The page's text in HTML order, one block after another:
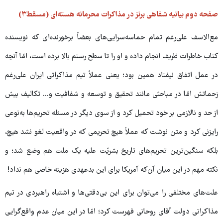
صفحه دوم بیانیه شفاهی برنز در مذاکرات محرمانه هسته‌ای (مسقط۳)
مع‌الاسف علی‌رغم تمام حماسه‌سرایی‌های بعضاً برخورنده‌ای که نویسنده
کتاب خاطرات ظریف انجام داده و او را تا سطح رستم بالا برده است، امّا آنچه
در عمل اتفاق نیفتاد همین بود؛ یعنی عملاً تیم مذاکراتی ایران علی‌رغم
زحماتش امّا در مباحثی مانند تحقیق و توسعه و شفافیت و... تکالیف بیش
از حد و نالازمی بر خود تحمیل کرد و از سوی دیگر در مسئله تحریم‌ها به‌نوعی
رایزنی کرد و متن نوشت که عملاً هیچ تحریمی که در واقعیت لغو نشد هیچ،
بلکه سنگین‌ترین تحریم‌های تاریخ بشریّت علیه یک ملت هم وضع شد؛ و
نکته مهم در این میان آن‌که آمریکا برای این بدعهدی هزینه خاصی هم نداد!
علت‌های مختلفی را می‌توان برای این بی‌دقتی‌ها و اشتباه راهبردی در تیم
مذاکراتی دولت آقای روحانی فهرست کرد؛ امّا در این میان عدم واقع‌گرایی